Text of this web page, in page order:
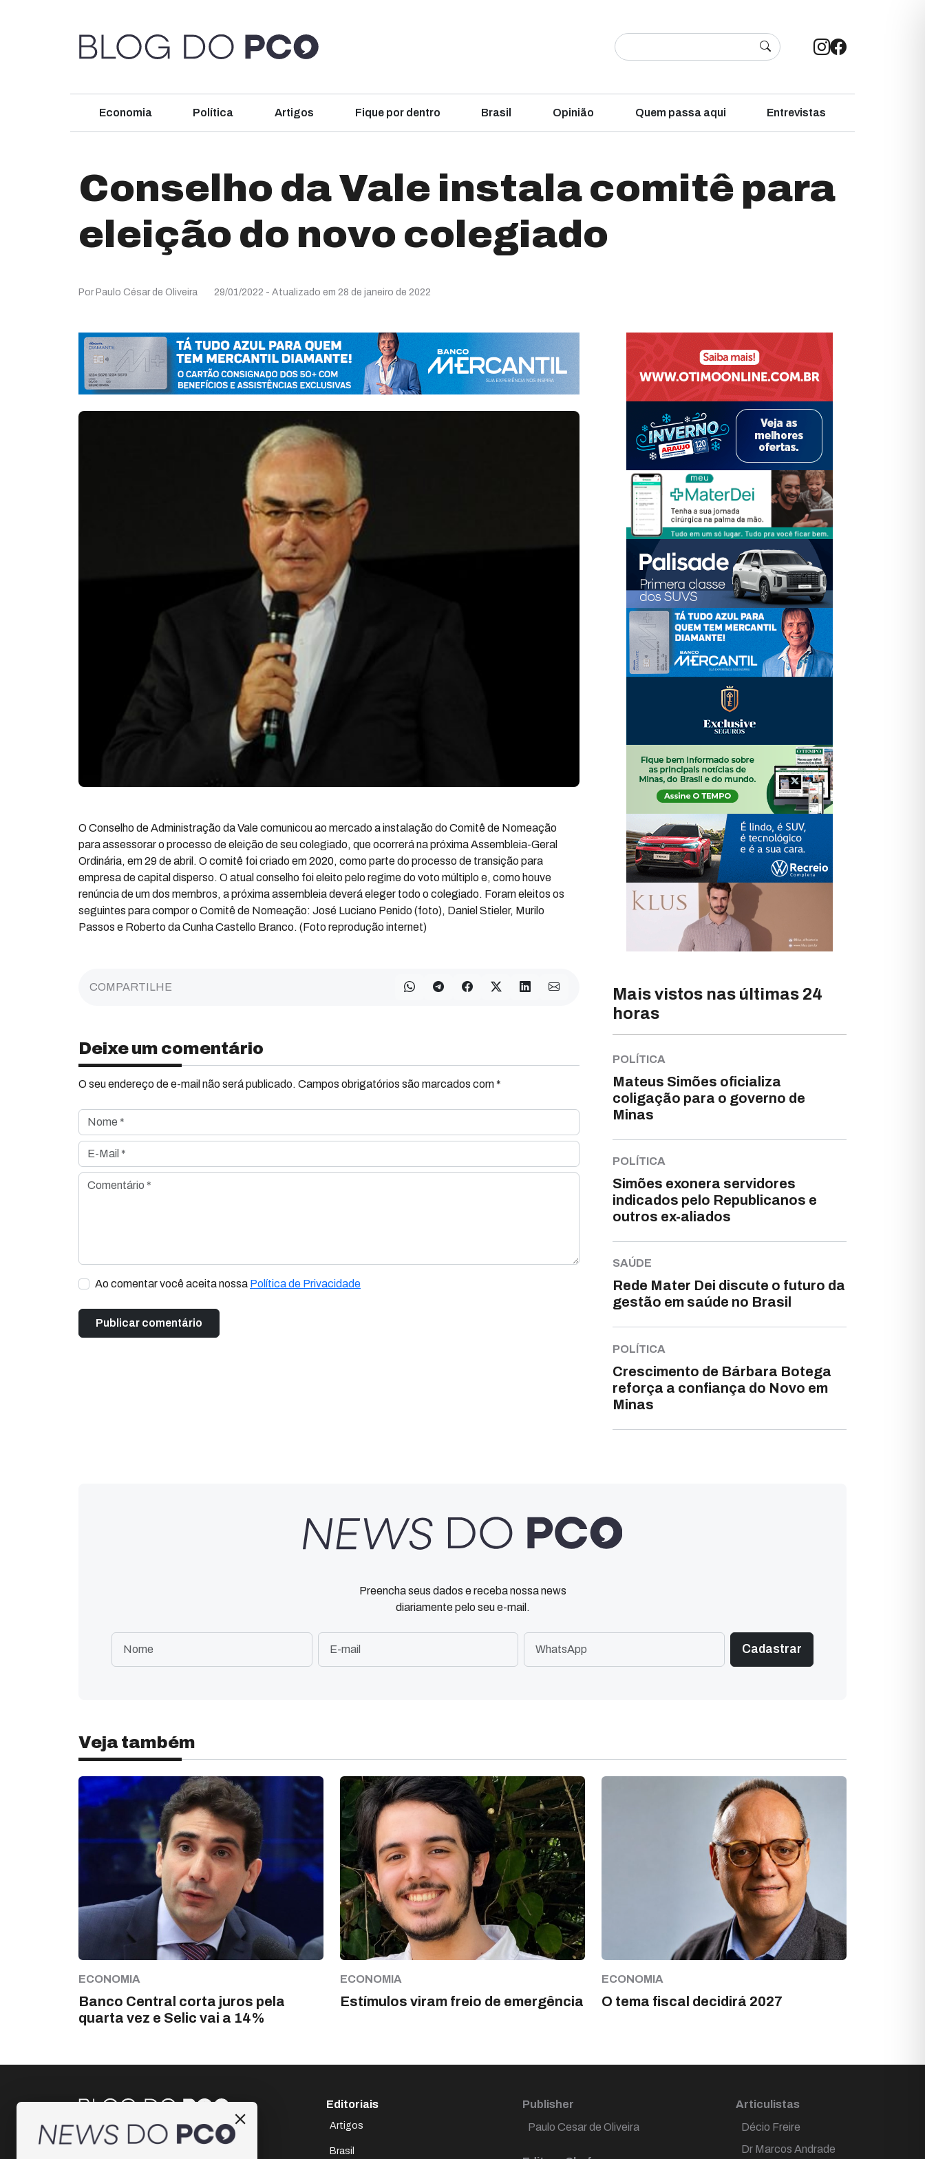
Economia Política Artigos Fique por dentro Brasil Opinião Quem passa aqui Entrevistas
Conselho da Vale instala comitê para
eleição do novo colegiado
Por Paulo César de Oliveira 29/01/2022 - Atualizado em 28 de janeiro de 2022
O Conselho de Administração da Vale comunicou ao mercado a instalação do Comitê de Nomeação
para assessorar o processo de eleição de seu colegiado, que ocorrerá na próxima Assembleia-Geral
Ordinária, em 29 de abril. O comitê foi criado em 2020, como parte do processo de transição para
empresa de capital disperso. O atual conselho foi eleito pelo regime do voto múltiplo e, como houve
renúncia de um dos membros, a próxima assembleia deverá eleger todo o colegiado. Foram eleitos os
seguintes para compor o Comitê de Nomeação: José Luciano Penido (foto), Daniel Stieler, Murilo
Passos e Roberto da Cunha Castello Branco. (Foto reprodução internet)
COMPARTILHE
Deixe um comentário
O seu endereço de e-mail não será publicado. Campos obrigatórios são marcados com *
Nome *
E-Mail *
Comentário *
Ao comentar você aceita nossa Política de Privacidade
Mais vistos nas últimas 24
horas
POLÍTICA
Mateus Simões oficializa
coligação para o governo de
Minas
POLÍTICA
Simões exonera servidores
indicados pelo Republicanos e
outros ex-aliados
SAÚDE
Rede Mater Dei discute o futuro da
gestão em saúde no Brasil
POLÍTICA
Crescimento de Bárbara Botega
reforça a confiança do Novo em
Minas
Preencha seus dados e receba nossa news
diariamente pelo seu e-mail.
Veja também
ECONOMIA
Banco Central corta juros pela
quarta vez e Selic vai a 14%
ECONOMIA
Estímulos viram freio de emergência
ECONOMIA
O tema fiscal decidirá 2027
Instagram
Editoriais
Artigos
Brasil
Publisher
Paulo Cesar de Oliveira
Articulistas
Décio Freire
Dr Marcos Andrade